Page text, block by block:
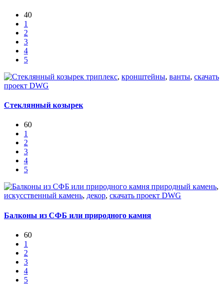
40
1
2
3
4
5
триплекс, кронштейны, ванты, скачать
проект DWG
Стеклянный козырек
60
1
2
3
4
5
природный камень,
искусственный камень, декор, скачать проект DWG
Балконы из СФБ или природного камня
60
1
2
3
4
5